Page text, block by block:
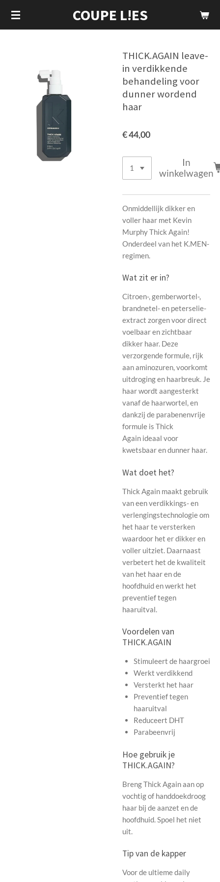
Ga
direct
COUPE L!ES
THICK.AGAIN leave-
in verdikkende
behandeling voor
dunner wordend
haar
€ 44,00
In
winkelwagen
Onmiddellijk dikker en
voller haar met Kevin
Murphy Thick Again!
Onderdeel van het K.MEN-
regimen.
Wat zit er in?
Citroen-, gemberwortel-,
brandnetel- en peterselie-
extract zorgen voor direct
voelbaar en zichtbaar
dikker haar. Deze
verzorgende formule, rijk
aan aminozuren, voorkomt
uitdroging en haarbreuk. Je
haar wordt aangesterkt
vanaf de haarwortel, en
dankzij de parabenenvrije
formule is Thick
Again ideaal voor
kwetsbaar en dunner haar.
Wat doet het?
Thick Again maakt gebruik
van een verdikkings- en
verlengingstechnologie om
het haar te versterken
waardoor het er dikker en
voller uitziet. Daarnaast
verbetert het de kwaliteit
van het haar en de
hoofdhuid en werkt het
preventief tegen
haaruitval.
Voordelen van
THICK.AGAIN
Stimuleert de haargroei
Werkt verdikkend
Versterkt het haar
Preventief tegen
haaruitval
Reduceert DHT
Parabeenvrij
Hoe gebruik je
THICK.AGAIN?
Breng Thick Again aan op
vochtig of handdoekdroog
haar bij de aanzet en de
hoofdhuid. Spoel het niet
uit.
Tip van de kapper
Voor de ultieme daily